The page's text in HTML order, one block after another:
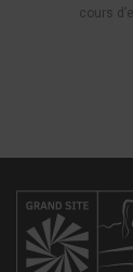
cours